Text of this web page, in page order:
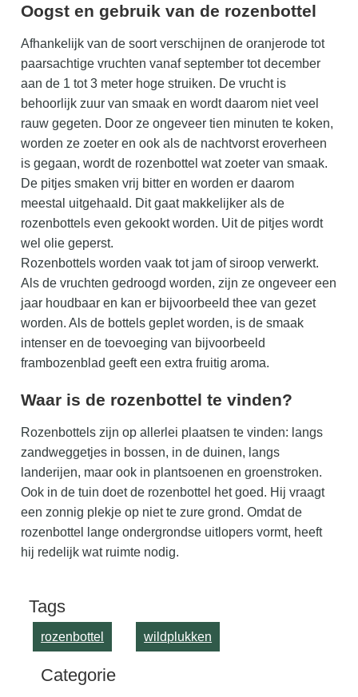
Oogst en gebruik van de rozenbottel
Afhankelijk van de soort verschijnen de oranjerode tot
paarsachtige vruchten vanaf september tot december
aan de 1 tot 3 meter hoge struiken. De vrucht is
behoorlijk zuur van smaak en wordt daarom niet veel
rauw gegeten. Door ze ongeveer tien minuten te koken,
worden ze zoeter en ook als de nachtvorst eroverheen
is gegaan, wordt de rozenbottel wat zoeter van smaak.
De pitjes smaken vrij bitter en worden er daarom
meestal uitgehaald. Dit gaat makkelijker als de
rozenbottels even gekookt worden. Uit de pitjes wordt
wel olie geperst.
Rozenbottels worden vaak tot jam of siroop verwerkt.
Als de vruchten gedroogd worden, zijn ze ongeveer een
jaar houdbaar en kan er bijvoorbeeld thee van gezet
worden. Als de bottels geplet worden, is de smaak
intenser en de toevoeging van bijvoorbeeld
frambozenblad geeft een extra fruitig aroma.
Waar is de rozenbottel te vinden?
Rozenbottels zijn op allerlei plaatsen te vinden: langs
zandweggetjes in bossen, in de duinen, langs
landerijen, maar ook in plantsoenen en groenstroken.
Ook in de tuin doet de rozenbottel het goed. Hij vraagt
een zonnig plekje op niet te zure grond. Omdat de
rozenbottel lange ondergrondse uitlopers vormt, heeft
hij redelijk wat ruimte nodig.
Tags
rozenbottel wildplukken
Categorie